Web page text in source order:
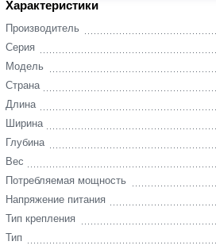
Характеристики
Производитель
Серия
Модель
Страна
Длина
Ширина
Глубина
Вес
Потребляемая мощность
Напряжение питания
Тип крепления
Тип